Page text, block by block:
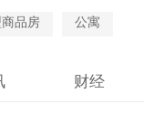
品房 公寓
财经